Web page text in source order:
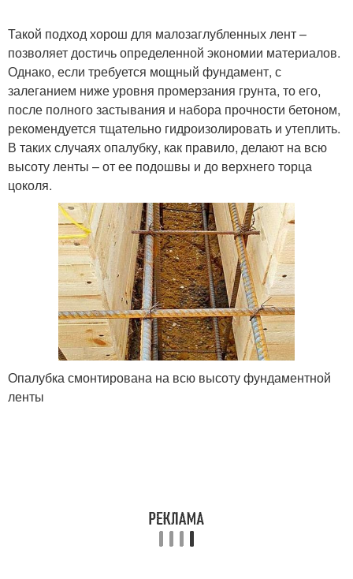
Такой подход хорош для малозаглубленных лент –
позволяет достичь определенной экономии материалов.
Однако, если требуется мощный фундамент, с
залеганием ниже уровня промерзания грунта, то его,
после полного застывания и набора прочности бетоном,
рекомендуется тщательно гидроизолировать и утеплить.
В таких случаях опалубку, как правило, делают на всю
высоту ленты – от ее подошвы и до верхнего торца
цоколя.
Опалубка смонтирована на всю высоту фундаментной
ленты